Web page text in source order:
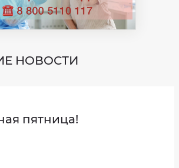
НОВОСТИ
пятница!